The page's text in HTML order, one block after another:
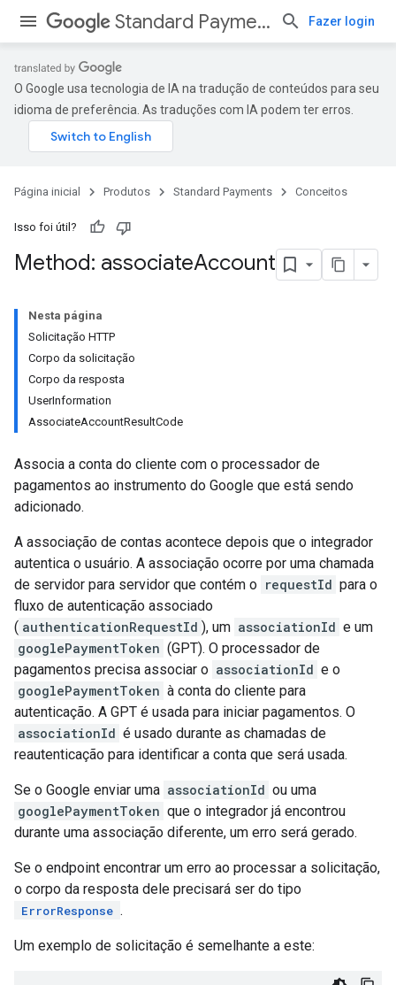
Standard Payments Fazer login
O Google usa tecnologia de IA na tradução de conteúdos para seu
idioma de preferência. As traduções com IA podem ter erros.
Página inicial Produtos Standard Payments Conceitos
Isso foi útil?
Method: associateAccount
Nesta página
Solicitação HTTP
Corpo da solicitação
Corpo da resposta
UserInformation
AssociateAccountResultCode
Associa a conta do cliente com o processador de
pagamentos ao instrumento do Google que está sendo
adicionado.
A associação de contas acontece depois que o integrador
autentica o usuário. A associação ocorre por uma chamada
de servidor para servidor que contém o requestId para o
fluxo de autenticação associado
( authenticationRequestId ), um associationId e um
googlePaymentToken (GPT). O processador de
pagamentos precisa associar o associationId e o
googlePaymentToken à conta do cliente para
autenticação. A GPT é usada para iniciar pagamentos. O
associationId é usado durante as chamadas de
reautenticação para identificar a conta que será usada.
Se o Google enviar uma associationId ou uma
googlePaymentToken que o integrador já encontrou
durante uma associação diferente, um erro será gerado.
Se o endpoint encontrar um erro ao processar a solicitação,
o corpo da resposta dele precisará ser do tipo
ErrorResponse .
Um exemplo de solicitação é semelhante a este: